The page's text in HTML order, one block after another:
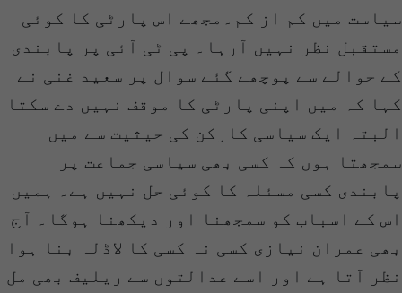
سیاست میں کم از کم۔مجھے اس پارٹی کا کوئی
مستقبل نظر نہیں آرہا۔ پی ٹی آئی پر پابندی
کے حوالے سے پوچھے گئے سوال پر سعید غنی نے
کہا کہ میں اپنی پارٹی کا موقف نہیں دے سکتا
البتہ ایک سیاسی کارکن کی حیثیت سے میں
سمجھتا ہوں کہ کسی بھی سیاسی جماعت پر
پابندی کسی مسئلہ کا کوئی حل نہیں ہے۔ ہمیں
اس کے اسباب کو سمجھنا اور دیکھنا ہوگا۔ آج
بھی عمران نیازی کسی نہ کسی کا لاڈلہ بنا ہوا
نظر آتا ہے اور اسے عدالتوں سے ریلیف بھی مل